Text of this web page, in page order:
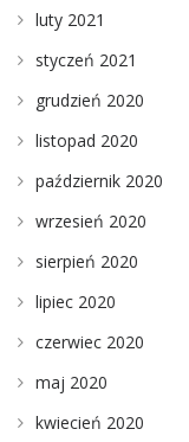
luty 2021
styczeń 2021
grudzień 2020
listopad 2020
październik 2020
wrzesień 2020
sierpień 2020
lipiec 2020
czerwiec 2020
maj 2020
kwiecień 2020